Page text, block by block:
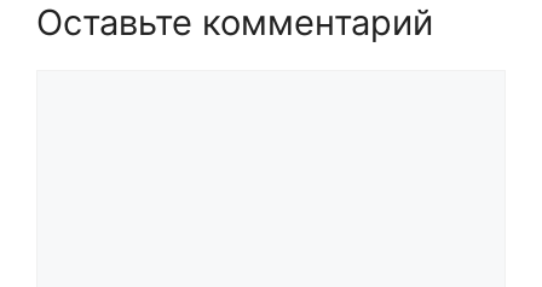
Оставьте комментарий